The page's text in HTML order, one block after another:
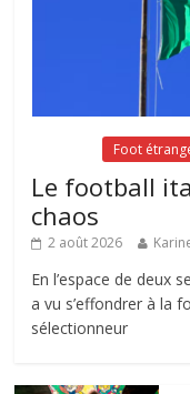
Foot
Le football
chaos
2 août 2026
En l’espace de deux
a vu s’effondrer à la
sélectionneur